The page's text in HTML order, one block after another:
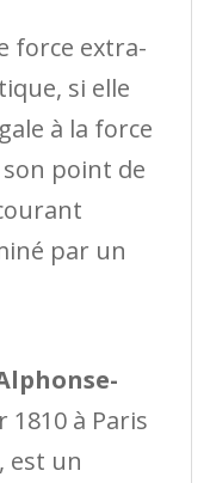
force extra-
si elle
à la force
point de
par un
1810 à Paris
est un